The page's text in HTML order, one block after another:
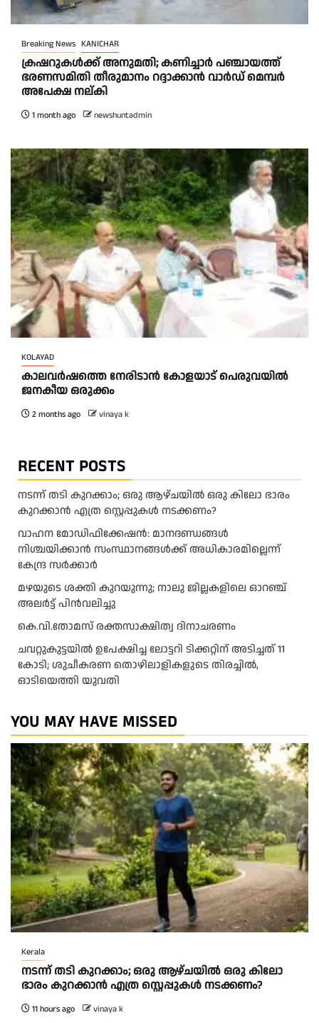
Breaking News KANICHAR
ക്രഷറുകൾക്ക് അനുമതി; കണിച്ചാർ പഞ്ചായത്ത്
ഭരണസമിതി തീരുമാനം റദ്ദാക്കാൻ വാർഡ് മെമ്പർ
അപേക്ഷ നല്കി
1 month ago newshuntadmin
KOLAYAD
കാലവർഷത്തെ നേരിടാൻ കോളയാട് പെരുവയിൽ
ജനകീയ ഒരുക്കം
2 months ago vinaya k
RECENT POSTS
നടന്ന് തടി കുറക്കാം; ഒരു ആഴ്ചയിൽ ഒരു കിലോ ഭാരം
കുറക്കാൻ എത്ര സ്റ്റെപ്പുകൾ നടക്കണം?
വാഹന മോഡിഫിക്കേഷൻ: മാനദണ്ഡങ്ങൾ
നിശ്ചയിക്കാൻ സംസ്ഥാനങ്ങൾക്ക് അധികാരമില്ലെന്ന്
കേന്ദ്ര സർക്കാർ
മ​ഴ​യു​ടെ ശ​ക്തി കു​റ​യു​ന്നു; നാ​ലു ജി​ല്ല​ക​ളി​ലെ ഓ​റ​ഞ്ച്
അ​ല​ർ​ട്ട് പി​ൻ​വ​ലി​ച്ചു
കെ.വി.തോമസ് രക്തസാക്ഷിത്വ ദിനാചരണം
ചവറ്റുകുട്ടയിൽ ഉപേക്ഷിച്ച ലോട്ടറി ടിക്കറ്റിന് അടിച്ചത് 11
കോടി; ശുചീകരണ തൊഴിലാളികളുടെ തിരച്ചിൽ,
ഓടിയെത്തി യുവതി
YOU MAY HAVE MISSED
Kerala
നടന്ന് തടി കുറക്കാം; ഒരു ആഴ്ചയിൽ ഒരു കിലോ
ഭാരം കുറക്കാൻ എത്ര സ്റ്റെപ്പുകൾ നടക്കണം?
11 hours ago vinaya k